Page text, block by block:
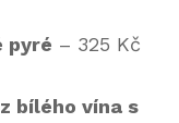
pyré – 325 Kč
bílého vína s